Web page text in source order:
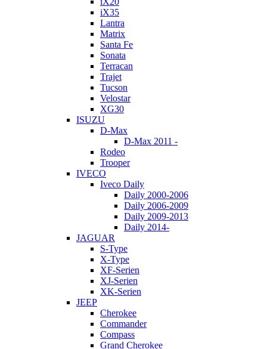
iX35
Lantra
Matrix
Santa Fe
Sonata
Terracan
Trajet
Tucson
Velostar
XG30
ISUZU
D-Max
D-Max 2011 -
Rodeo
Trooper
IVECO
Iveco Daily
Daily 2000-2006
Daily 2006-2009
Daily 2009-2013
Daily 2014-
JAGUAR
S-Type
X-Type
XF-Serien
XJ-Serien
XK-Serien
JEEP
Cherokee
Commander
Compass
Grand Cherokee